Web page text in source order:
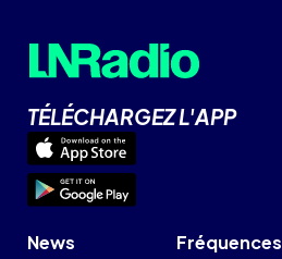
TÉLÉCHARGEZ L'APP
News
Fréquences